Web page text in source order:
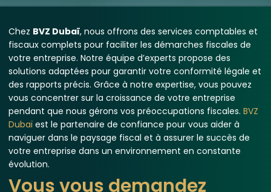
Chez BVZ Dubaï, nous offrons des services comptables et
fiscaux complets pour faciliter les démarches fiscales de
votre entreprise. Notre équipe d’experts propose des
solutions adaptées pour garantir votre conformité légale et
des rapports précis. Grâce à notre expertise, vous pouvez
vous concentrer sur la croissance de votre entreprise
pendant que nous gérons vos préoccupations fiscales. BVZ
Dubaï est le partenaire de confiance pour vous aider à
naviguer dans le paysage fiscal et à assurer le succès de
votre entreprise dans un environnement en constante
évolution.
Vous vous demandez